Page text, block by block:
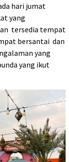
hari jumat
yang
tersedia tempat
bersantai dan
yang
yang ikut